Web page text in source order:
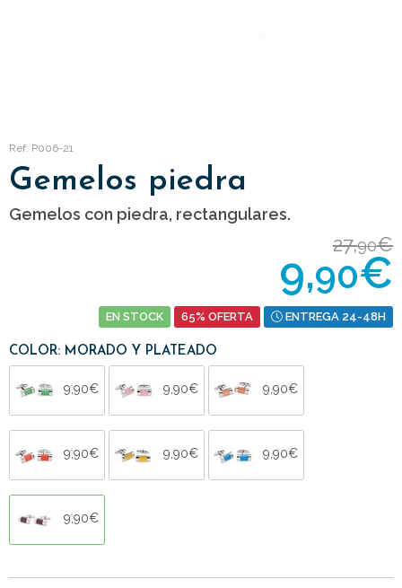
Ref: P006-21
Gemelos piedra
Gemelos con piedra, rectangulares.
27,90€
9,90€
EN STOCK 65% OFERTA ENTREGA 24-48H
COLOR: MORADO Y PLATEADO
9,90€ 9,90€ 9,90€
9,90€ 9,90€ 9,90€
9,90€